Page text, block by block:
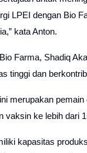
LPEI dengan Bio
kata Anton.
Farma, Shadiq
tinggi dan
merupakan
vaksin ke lebih dari
kapasitas